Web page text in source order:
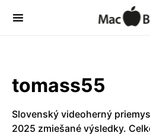
tomass55
Slovenský videoherný
2025 zmiešané výsledky.